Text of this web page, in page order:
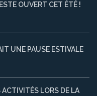
OUVERT CET ÉTÉ !
UNE PAUSE ESTIVALE
LORS DE LA